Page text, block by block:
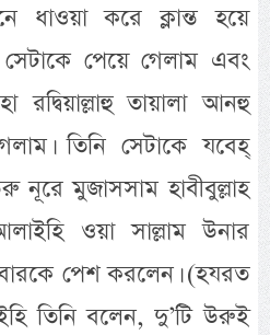
ধাওয়া করে ক্লান্ত হয়ে
পেয়ে গেলাম এবং
তায়ালা আনহু
তিনি সেটাকে যবেহ্
মুজাসসাম হাবীবুল্লাহ
ওয়া সাল্লাম উনার
পেশ করলেন। (হযরত
তিনি বলেন, দু’টি উরুই